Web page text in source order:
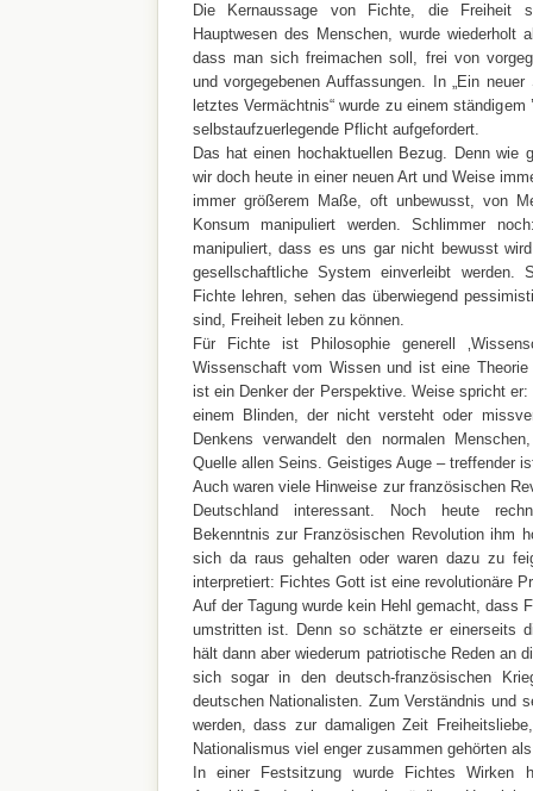
Die Kernaussage von Fichte, die Freiheit
Hauptwesen des Menschen, wurde wiederholt
dass man sich freimachen soll, frei von
und vorgegebenen Auffassungen. In „Ein
letztes Vermächtnis“ wurde zu einem ständigem
selbstaufzuerlegende Pflicht aufgefordert.
Das hat einen hochaktuellen Bezug. Denn wie
wir doch heute in einer neuen Art und Weise
immer größerem Maße, oft unbewusst, von
Konsum manipuliert werden. Schlimmer
manipuliert, dass es uns gar nicht bewusst
gesellschaftliche System einverleibt werden.
Fichte lehren, sehen das überwiegend
sind, Freiheit leben zu können.
Für Fichte ist Philosophie generell
Wissenschaft vom Wissen und ist eine
ist ein Denker der Perspektive. Weise spricht
einem Blinden, der nicht versteht oder
Denkens verwandelt den normalen
Quelle allen Seins. Geistiges Auge – treffender
Auch waren viele Hinweise zur französischen
Deutschland interessant. Noch heute
Bekenntnis zur Französischen Revolution ihm
sich da raus gehalten oder waren dazu zu
interpretiert: Fichtes Gott ist eine revolutionäre
Auf der Tagung wurde kein Hehl gemacht, dass
umstritten ist. Denn so schätzte er einerseits
hält dann aber wiederum patriotische Reden an
sich sogar in den deutsch-französischen
deutschen Nationalisten. Zum Verständnis und
werden, dass zur damaligen Zeit
Nationalismus viel enger zusammen gehörten
In einer Festsitzung wurde Fichtes Wirken